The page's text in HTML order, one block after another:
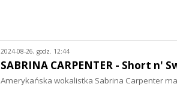
2024-08-26, godz. 12:44
SABRINA CARPENTER - Short n'
Amerykańska wokalistka Sabrina Carpenter